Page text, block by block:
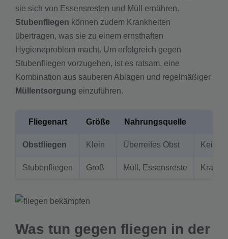
sie sich von Essensresten und Müll ernähren.
Stubenfliegen können zudem Krankheiten
übertragen, was sie zu einem ernsthaften
Hygieneproblem macht. Um erfolgreich gegen
Stubenfliegen vorzugehen, ist es ratsam, eine
Kombination aus sauberen Ablagen und regelmäßiger
Müllentsorgung einzuführen.
Fliegenart Größe Nahrungsquelle
Obstfliegen Klein Überreifes Obst Keine
Stubenfliegen Groß Müll, Essensreste
Was tun gegen fliegen in der